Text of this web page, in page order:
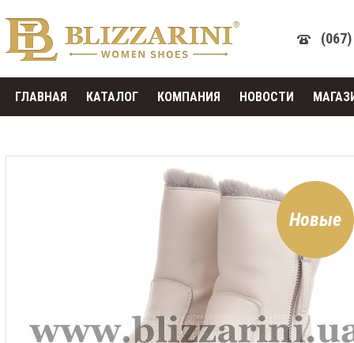
ГЛАВНАЯ КАТАЛОГ КОМПАНИЯ НОВОСТИ
Новые